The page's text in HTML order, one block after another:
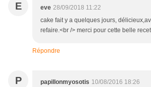
E eve 28/09/2018 11:22
cake fait y a quelques jours,
refaire.<br /> merci pour cette belle
Répondre
P papillonmyosotis 10/08/2016 18:26